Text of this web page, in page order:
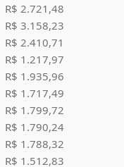
R$ 2.721,48
R$ 3.158,23
R$ 2.410,71
R$ 1.217,97
R$ 1.935,96
R$ 1.717,49
R$ 1.799,72
R$ 1.790,24
R$ 1.788,32
R$ 1.512,83